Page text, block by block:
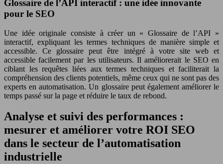
Glossaire de l’API interactif : une idée innovante
pour le SEO
Une idée originale consiste à créer un « Glossaire de l’API »
interactif, expliquant les termes techniques de manière simple et
accessible. Ce glossaire peut être intégré à votre site web et
accessible facilement par les utilisateurs. Il améliorerait le SEO en
ciblant les requêtes liées aux termes techniques et faciliterait la
compréhension des clients potentiels, même ceux qui ne sont pas des
experts en automatisation. Un glossaire peut également améliorer le
temps passé sur la page et réduire le taux de rebond.
Analyse et suivi des performances :
mesurer et améliorer votre ROI SEO
dans le secteur de l’automatisation
industrielle